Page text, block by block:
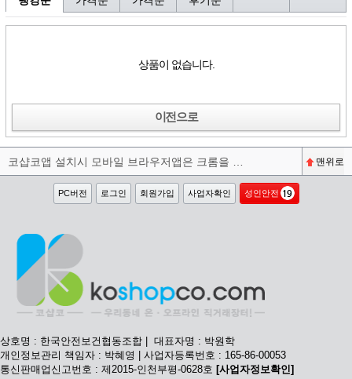
상품이 없습니다.
이전으로
맨위로
PC버전 로그인 회원가입 사업자확인 성인안전
상호명 : 한국안전보건협동조합 | 대표자명 : 박원학
개인정보관리 책임자 : 박혜영 | 사업자등록번호 : 165-86-00053
통신판매업신고번호 : 제2015-인천부평-0628호 [사업자정보확인]